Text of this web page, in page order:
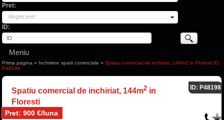
Pret:
Alegeti pret
ID:
Meniu
Prima pagina » Inchiriere spatii comerciale »Spatiu comercial de inchiriat, 144m2 in Floresti ID:
P48198
Spatiu comercial de inchiriat, 144m2in
Floresti
Pret: 900 €/luna
ID: P48198